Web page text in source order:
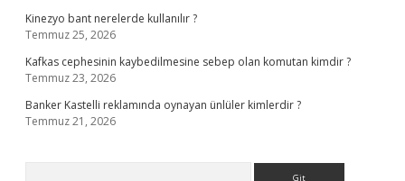
Kinezyo bant nerelerde kullanılır ?
Temmuz 25, 2026
Kafkas cephesinin kaybedilmesine sebep olan komutan kimdir ?
Temmuz 23, 2026
Banker Kastelli reklamında oynayan ünlüler kimlerdir ?
Temmuz 21, 2026